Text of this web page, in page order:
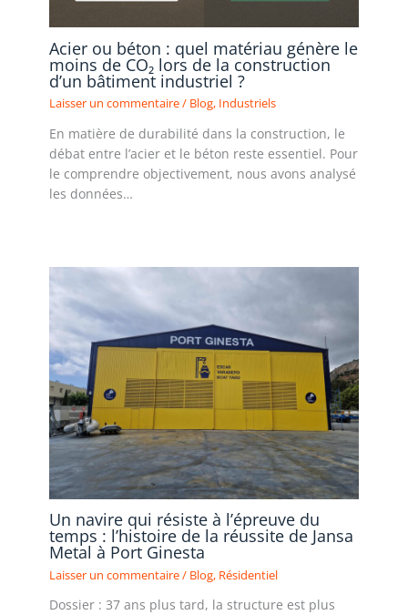
Acier ou béton : quel matériau génère le
moins de CO₂ lors de la construction
d’un bâtiment industriel ?
Laisser un commentaire/ Blog, Industriels
En matière de durabilité dans la construction, le
débat entre l’acier et le béton reste essentiel. Pour
le comprendre objectivement, nous avons analysé
les données…
Un navire qui résiste à l’épreuve du
temps : l’histoire de la réussite de Jansa
Metal à Port Ginesta
Laisser un commentaire/ Blog, Résidentiel
Dossier : 37 ans plus tard, la structure est plus